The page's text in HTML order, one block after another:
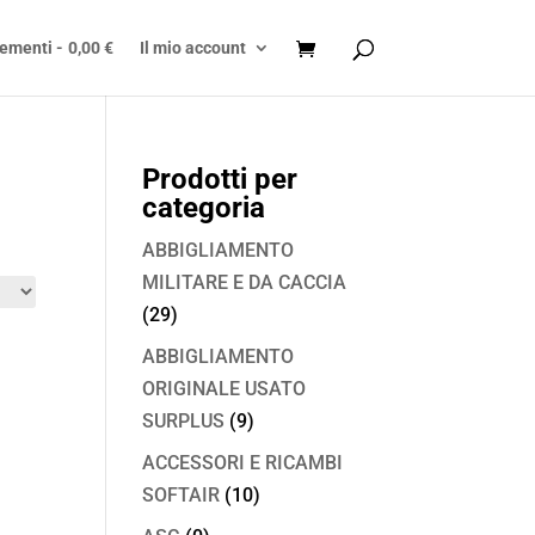
0,00 € Il mio account
Prodotti per
categoria
ABBIGLIAMENTO
MILITARE E DA CACCIA
(29)
ABBIGLIAMENTO
ORIGINALE USATO
SURPLUS (9)
ACCESSORI E RICAMBI
SOFTAIR (10)